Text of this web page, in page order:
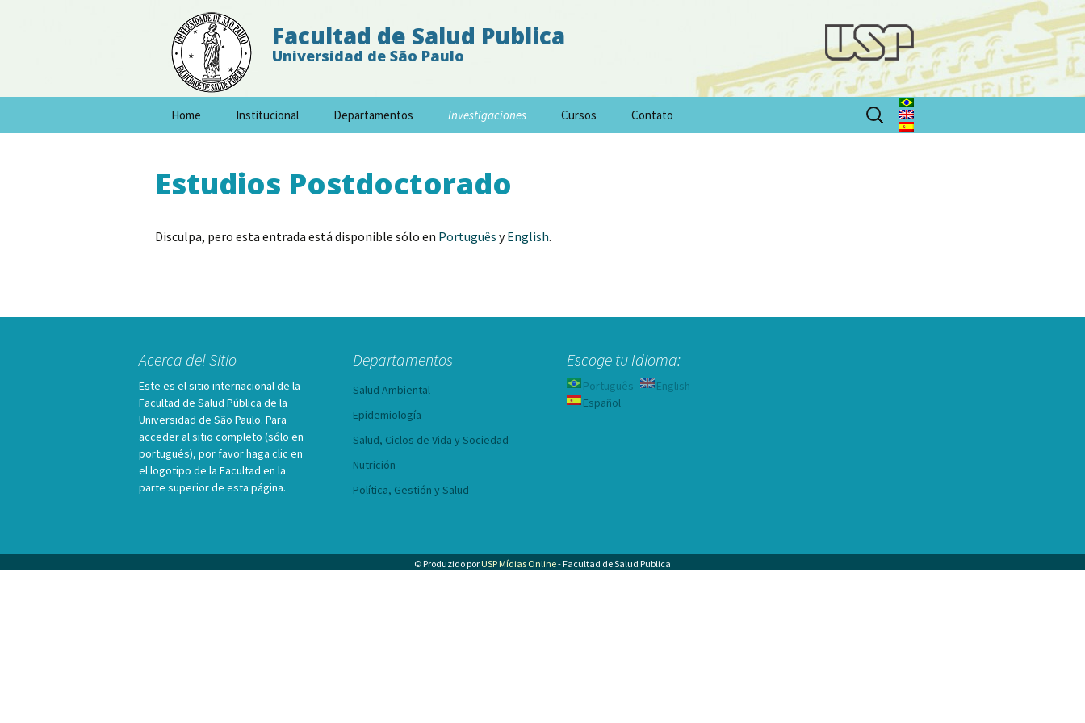
Facultad de Salud Publica
Universidad de São Paulo
Home Institucional Departamentos Investigaciones Cursos Contato
Buscar:
Estudios Postdoctorado
Disculpa, pero esta entrada está disponible sólo en Português yEnglish.
Acerca del Sitio
Este es el sitio internacional de la
Facultad de Salud Pública de la
Universidad de São Paulo. Para
acceder al sitio completo (sólo en
portugués), por favor haga clic en
el logotipo de la Facultad en la
parte superior de esta página.
Departamentos
Salud Ambiental
Epidemiología
Salud, Ciclos de Vida y Sociedad
Nutrición
Política, Gestión y Salud
Escoge tu Idioma:
Português
English
Español
© Produzido por USP Mídias Online- Facultad de Salud Publica